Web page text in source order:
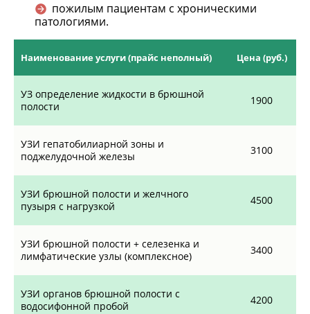
пожилым пациентам с хроническими
патологиями.
Наименование услуги (прайс неполный) Цена (руб.)
УЗ определение жидкости в брюшной
полости
1900
УЗИ гепатобилиарной зоны и
поджелудочной железы
3100
УЗИ брюшной полости и желчного
пузыря с нагрузкой
4500
УЗИ брюшной полости + селезенка и
лимфатические узлы (комплексное)
3400
УЗИ органов брюшной полости с
водосифонной пробой
4200